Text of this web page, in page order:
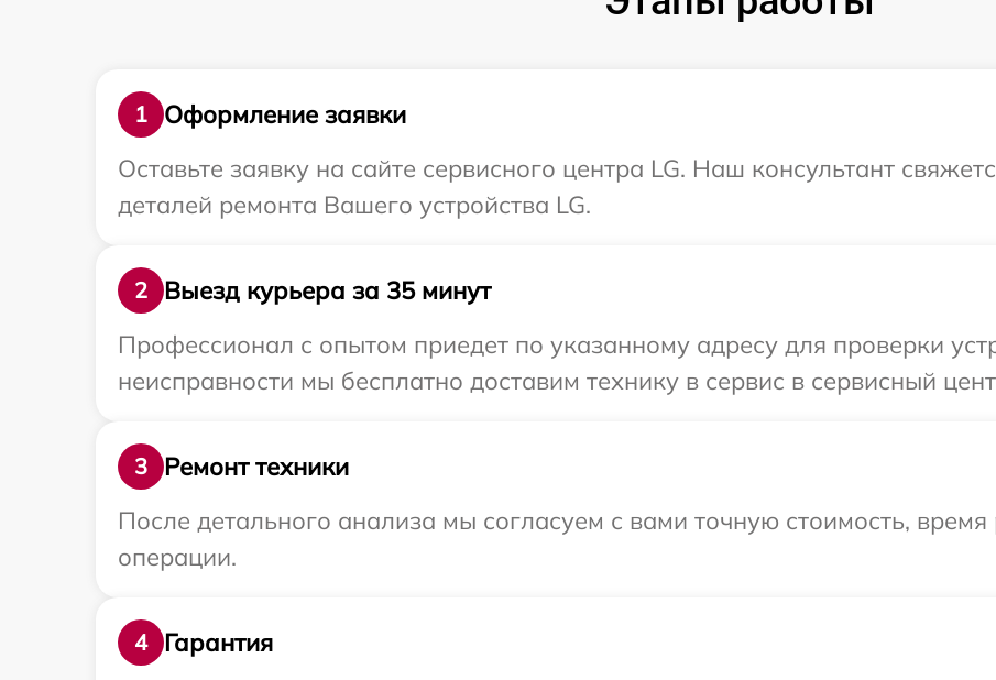
1
Оформление заявки
Оставьте заявку на сайте сервисного центра LG. Наш консультант
деталей ремонта Вашего устройства LG.
2
Выезд курьера за 35 минут
Профессионал с опытом приедет по указанному адресу для проверки
неисправности мы бесплатно доставим технику в сервис в сервисный
3
Ремонт техники
После детального анализа мы согласуем с вами точную стоимость,
операции.
4
Гарантия